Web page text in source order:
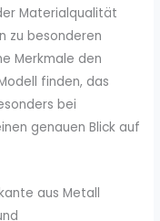
Materialqualität
zu besonderen
Merkmale den
finden, das
bei
genauen Blick auf
aus Metall